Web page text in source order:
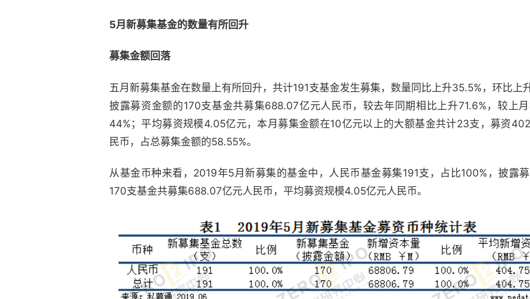
5月新募集基金的数量有所回升
募集金额回落
五月新募集基金在数量上有所回升，共计191支基金发生募集，数量同比上升35.5%，环比上升
披露募资金额的170支基金共募集688.07亿元人民币，较去年同期相比上升71.6%，较上
44%；平均募资规模4.05亿元，本月募集金额在10亿元以上的大额基金共计23支，募资
民币，占总募集金额的58.55%。
从基金币种来看，2019年5月新募集的基金中，人民币基金募集191支，占比100%，披露
170支基金共募集688.07亿元人民币，平均募资规模4.05亿元人民币。